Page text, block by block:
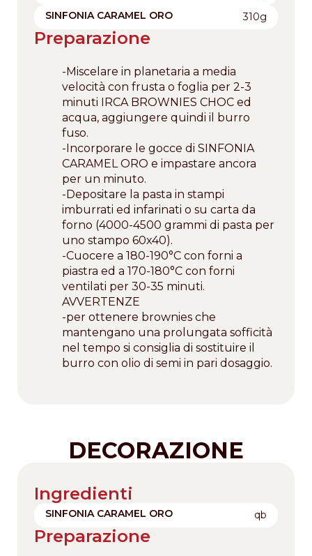
SINFONIA CARAMEL ORO
310g
Preparazione
-Miscelare in planetaria a media
velocità con frusta o foglia per 2-3
minuti IRCA BROWNIES CHOC ed
acqua, aggiungere quindi il burro
fuso.
-Incorporare le gocce di SINFONIA
CARAMEL ORO e impastare ancora
per un minuto.
-Depositare la pasta in stampi
imburrati ed infarinati o su carta da
forno (4000-4500 grammi di pasta per
uno stampo 60x40).
-Cuocere a 180-190°C con forni a
piastra ed a 170-180°C con forni
ventilati per 30-35 minuti.
AVVERTENZE
-per ottenere brownies che
mantengano una prolungata sofficità
nel tempo si consiglia di sostituire il
burro con olio di semi in pari dosaggio.
DECORAZIONE
Ingredienti
SINFONIA CARAMEL ORO qb
Preparazione